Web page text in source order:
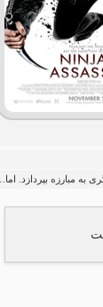
به مبارزه بپردازد. اما…